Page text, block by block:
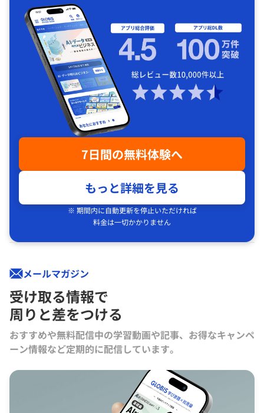
7日間の無料体験へ
もっと詳細を見る
※ 期間内に自動更新を停止いただければ
料金は一切かかりません
メールマガジン
受け取る情報で
周りと差をつける
おすすめや無料配信中の学習動画や記事、お得なキャンペ
ーン情報など定期的に配信しています。